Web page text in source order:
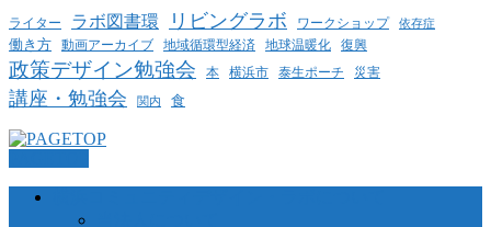
ライター ラボ図書環 リビングラボ ワークショップ 依存症
働き方 動画アーカイブ 地域循環型経済 地球温暖化 復興
政策デザイン勉強会 本 横浜市 泰生ポーチ 災害
講座・勉強会 関内 食